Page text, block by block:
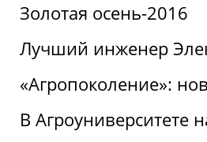
Золотая осень-2016
Лучший инженер
«Агропоколение»:
В Агроуниверситете